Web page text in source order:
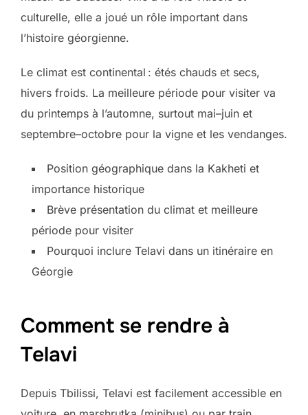
culturelle, elle a joué un rôle important dans
l’histoire géorgienne.
Le climat est continental : étés chauds et secs,
hivers froids. La meilleure période pour visiter va
du printemps à l’automne, surtout mai–juin et
septembre–octobre pour la vigne et les vendanges.
Position géographique dans la Kakheti et
importance historique
Brève présentation du climat et meilleure
période pour visiter
Pourquoi inclure Telavi dans un itinéraire en
Géorgie
Comment se rendre à
Telavi
Depuis Tbilissi, Telavi est facilement accessible en